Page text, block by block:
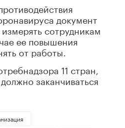
документ
сотрудникам
ее повышения
от работы.
11 стран,
заканчиваться